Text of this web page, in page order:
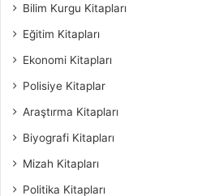
Bilim Kurgu Kitapları
Eğitim Kitapları
Ekonomi Kitapları
Polisiye Kitaplar
Araştırma Kitapları
Biyografi Kitapları
Mizah Kitapları
Politika Kitapları